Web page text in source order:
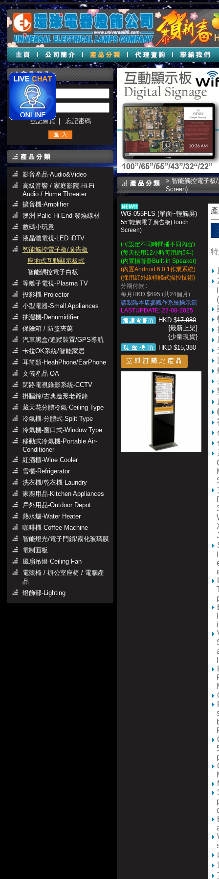
帳號 :
密碼 :
登記會員
忘記密碼
影音產品-Audio&Video
高級音響 / 家庭影院-Hi-Fi
Audio / Home Threater
擴音機-Amplifier
澳洲 Palic Hi-End 發燒線材
數碼小玩意
液晶體電視-LED iDTV
智能觸控電子板/廣告板
座地式互動顯示板式
智能觸控電子白板
等離子電視-Plasma TV
投影機-Projector
小型電器-Small Appliances
抽濕機-Dehumidifier
保險箱 / 防盜夾萬
汽車黑盒/追蹤裝置/GPS導航
卡拉OK系統/智能家居
耳筒類-HeahPhone/EarPhone
文儀產品-OA
閉路電視錄影系統-CCTV
掛牆鐘/古典造形老爺鐘
藏天花分體冷氣-Ceiling Type
冷氣機-分體式-Split Type
冷氣機-窗口式-Window Type
移動式冷氣機-Portable Air-
Conditioner
紅酒櫃-Wine Cooler
雪櫃-Refrigerator
洗衣機/乾衣機-Laundry
家廚用品-Kitchen Appliances
戶外用品-Outdoor Depot
熱水爐-Water Heater
咖啡機-Coffee Machine
智能燈光/電子門鎖/霧化玻璃膜
電制面板
風扇吊燈-Ceiling Fan
電競椅 / 辦公室座椅 / 電腦產
品
燈飾部-Lighting
>智能觸控電子板
Screen)
WG-055FLS (單面~輕觸屏)
55"輕觸電子廣告板(Touch
Screen)
(可設定不同時間播不同內容)
(每天使用12小時可用約5年)
(內置揚聲器Built-in Speaker)
(內置Android 6.0.1作業系統)
(採用紅外線輕觸式操控技術)
分期付款 :
每月HKD $695 (共24個月)
請親臨本店參觀作系統操示範
LASTUPDATE: 23-08-2025
HKD $17,980
{最新上架}
{少量現貨}
HKD $15,380